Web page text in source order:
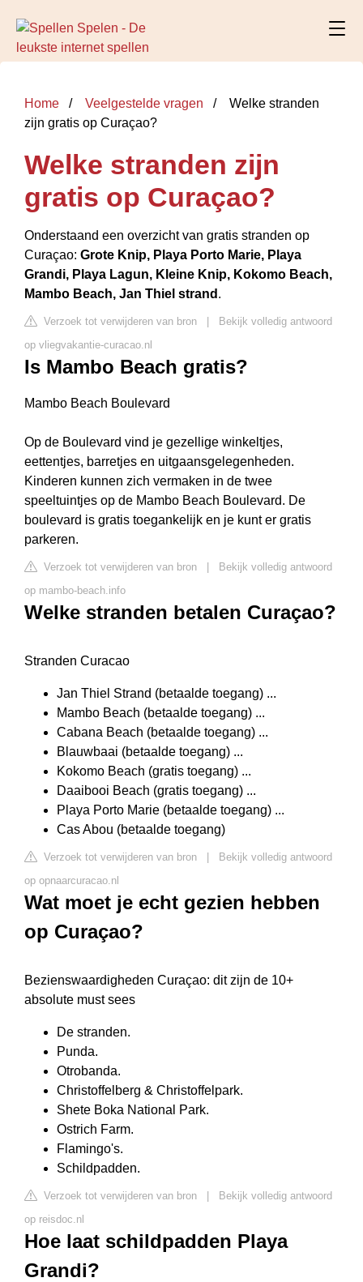
Home Veelgestelde vragen
Welke stranden
zijn gratis op Curaçao?
Welke stranden zijn
gratis op Curaçao?
Onderstaand een overzicht van gratis stranden op
Curaçao: Grote Knip, Playa Porto Marie, Playa
Grandi, Playa Lagun, Kleine Knip, Kokomo Beach,
Mambo Beach, Jan Thiel strand .
Verzoek tot verwijderen van bron
Bekijk volledig antwoord
op vliegvakantie-curacao.nl
Is Mambo Beach gratis?
Mambo Beach Boulevard
Op de Boulevard vind je gezellige winkeltjes,
eettentjes, barretjes en uitgaansgelegenheden.
Kinderen kunnen zich vermaken in de twee
speeltuintjes op de Mambo Beach Boulevard. De
boulevard is gratis toegankelijk en je kunt er gratis
parkeren.
Verzoek tot verwijderen van bron
Bekijk volledig antwoord
op mambo-beach.info
Welke stranden betalen Curaçao?
Stranden Curacao
Jan Thiel Strand (betaalde toegang) ...
Mambo Beach (betaalde toegang) ...
Cabana Beach (betaalde toegang) ...
Blauwbaai (betaalde toegang) ...
Kokomo Beach (gratis toegang) ...
Daaibooi Beach (gratis toegang) ...
Playa Porto Marie (betaalde toegang) ...
Cas Abou (betaalde toegang)
Verzoek tot verwijderen van bron
Bekijk volledig antwoord
op opnaarcuracao.nl
Wat moet je echt gezien hebben
op Curaçao?
Bezienswaardigheden Curaçao: dit zijn de 10+
absolute must sees
De stranden.
Punda.
Otrobanda.
Christoffelberg & Christoffelpark.
Shete Boka National Park.
Ostrich Farm.
Flamingo's.
Schildpadden.
Verzoek tot verwijderen van bron
Bekijk volledig antwoord
op reisdoc.nl
Hoe laat schildpadden Playa
Grandi?